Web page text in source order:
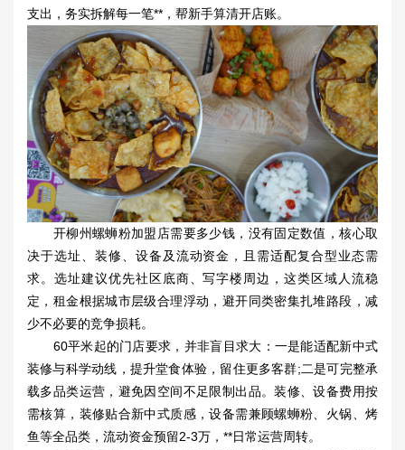
支出，务实拆解每一笔**，帮新手算清开店账。
开柳州螺蛳粉加盟店需要多少钱，没有固定数值，核心取
决于选址、装修、设备及流动资金，且需适配复合型业态需
求。选址建议优先社区底商、写字楼周边，这类区域人流稳
定，租金根据城市层级合理浮动，避开同类密集扎堆路段，减
少不必要的竞争损耗。
60平米起的门店要求，并非盲目求大：一是能适配新中式
装修与科学动线，提升堂食体验，留住更多客群;二是可完整承
载多品类运营，避免因空间不足限制出品。装修、设备费用按
需核算，装修贴合新中式质感，设备需兼顾螺蛳粉、火锅、烤
鱼等全品类，流动资金预留2-3万，**日常运营周转。